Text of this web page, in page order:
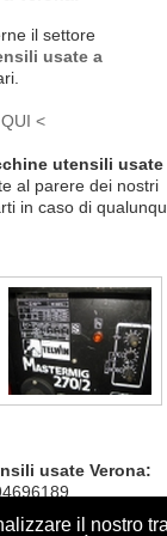
il nostro
il settore
usate a
<
utensili usate
al parere dei nostri
in caso di
usate Verona: